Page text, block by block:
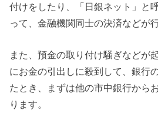
付けをしたり、「日銀ネット」と
って、金融機関同士の決済などが
また、預金の取り付け騒ぎなどが
にお金の引出しに殺到して、銀行
たとき、まずは他の市中銀行から
ります。